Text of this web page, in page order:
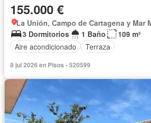
155.000 €
La Unión, Campo de Cartagena y Mar
3 Dormitorios
1 Baño
109 m²
Aire acondicionado
Terraza
8 jul 2026 en Pisos - 520599